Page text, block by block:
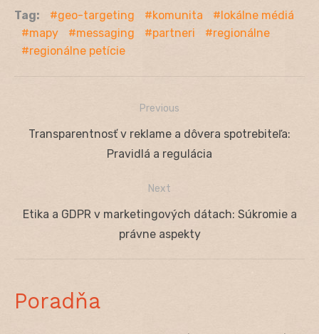
Tag: geo-targeting komunita
lokálne médiá
mapy
messaging partneri
regionálne
regionálne petície
Navigácia
Previous
Previous
Transparentnosť v reklame a dôvera spotrebiteľa:
Pravidlá a regulácia
Next
Next
Etika a GDPR v marketingových dátach: Súkromie a
právne aspekty
Poradňa